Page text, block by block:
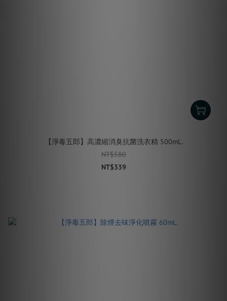
【淨毒五郎】高濃縮消臭抗菌洗衣精 500mL.
NT$580
NT$339